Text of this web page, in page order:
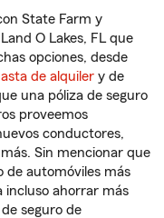
State Farm y
O Lakes, FL que
opciones, desde
de alquiler y de
una póliza de seguro
proveemos
conductores,
Sin mencionar que
de automóviles más
incluso ahorrar más
seguro de